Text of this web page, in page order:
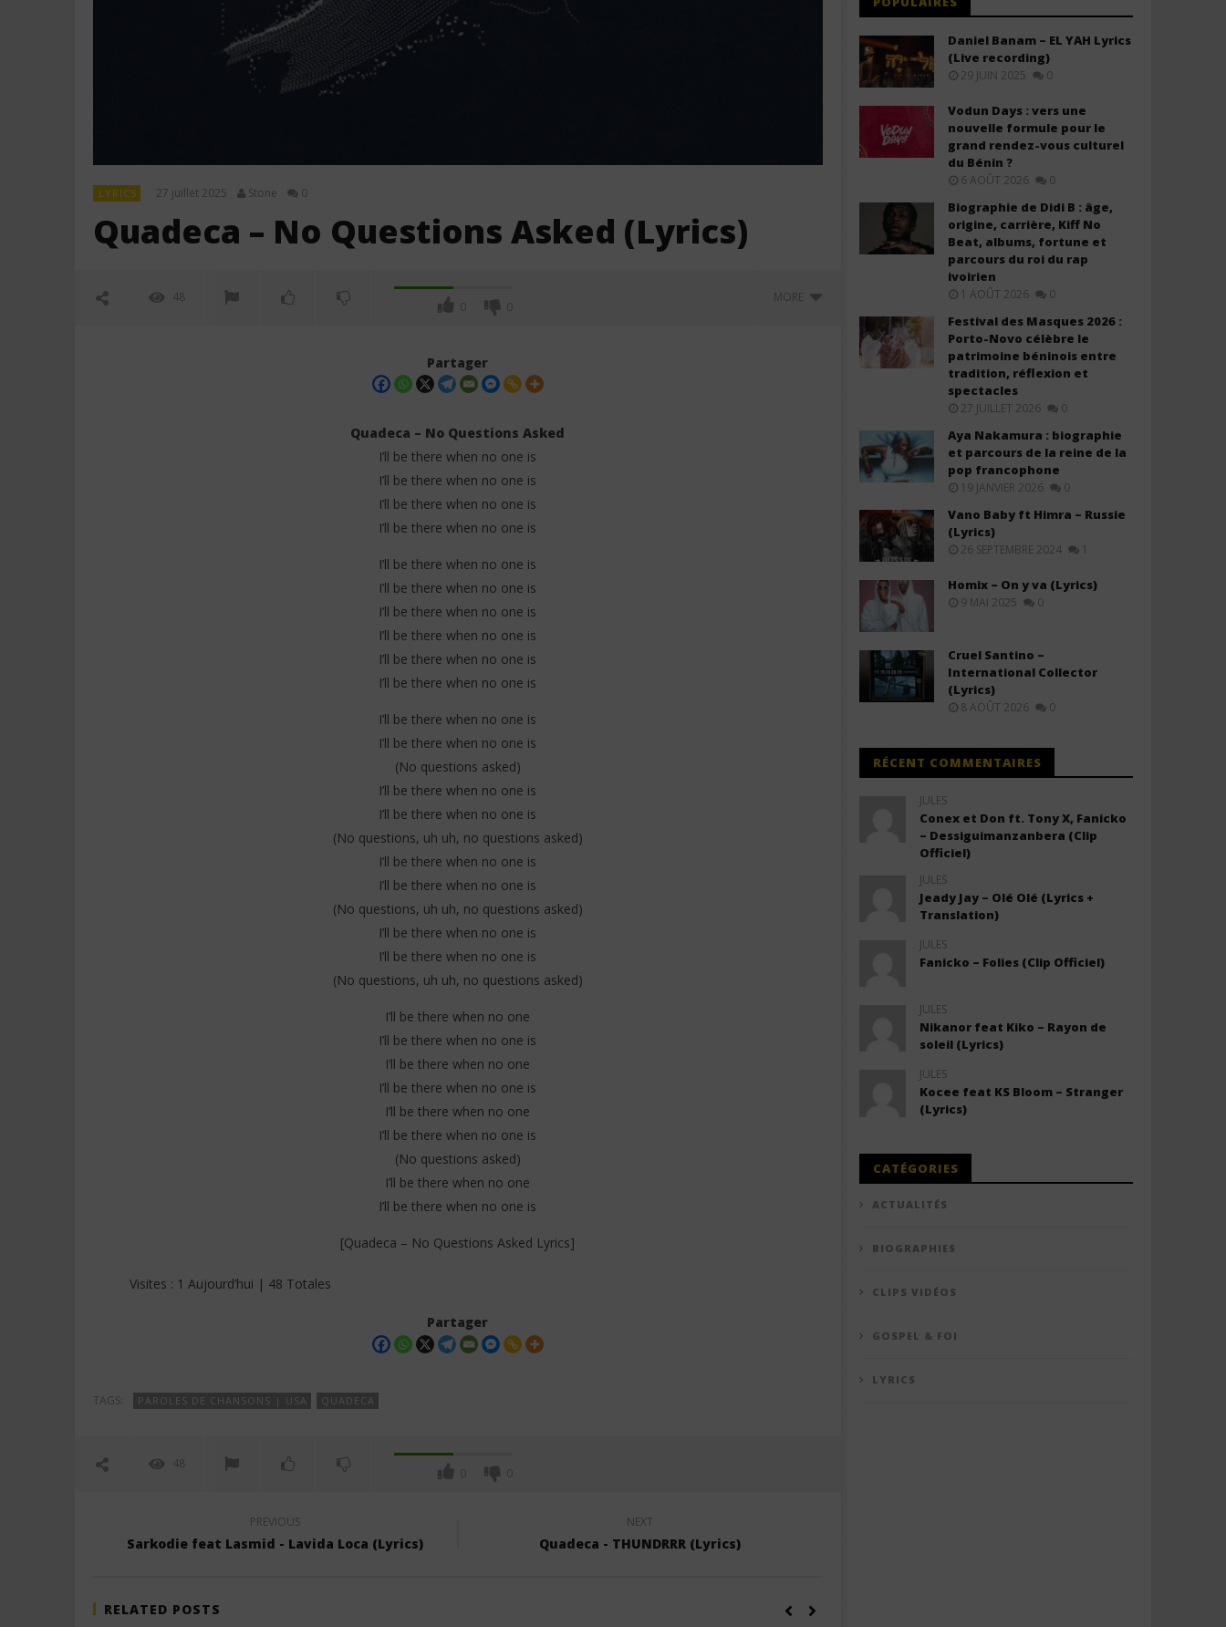
LYRICS 27 juillet 2025 Stone 0
Quadeca – No Questions Asked (Lyrics)
48
0 0
MORE
Davido ft. Leon Thomas - Tell
Stone
Davido ft. Chris Brown – Titanium
(Lyrics & Traduction)
Stone
(Lyrics & Traduction)
juillet
Partager
Quadeca – No Questions Asked
I’ll be there when no one is
I’ll be there when no one is
I’ll be there when no one is
I’ll be there when no one is
I’ll be there when no one is
I’ll be there when no one is
I’ll be there when no one is
I’ll be there when no one is
I’ll be there when no one is
I’ll be there when no one is
I’ll be there when no one is
I’ll be there when no one is
(No questions asked)
I’ll be there when no one is
I’ll be there when no one is
(No questions, uh uh, no questions asked)
I’ll be there when no one is
I’ll be there when no one is
(No questions, uh uh, no questions asked)
I’ll be there when no one is
I’ll be there when no one is
(No questions, uh uh, no questions asked)
I’ll be there when no one
I’ll be there when no one is
I’ll be there when no one
I’ll be there when no one is
I’ll be there when no one
I’ll be there when no one is
(No questions asked)
I’ll be there when no one
I’ll be there when no one is
[Quadeca – No Questions Asked Lyrics]
Visites : 1 Aujourd’hui | 48 Totales
Partager
TAGS: PAROLES DE CHANSONS | USA QUADECA
48
0 0
PREVIOUS
Sarkodie feat Lasmid - Lavida Loca (Lyrics)
NEXT
Quadeca - THUNDRRR (Lyrics)
RELATED POSTS
Daniel Banam – EL YAH Lyrics
(Live recording)
29 JUIN 2025 0
Vodun Days : vers une
nouvelle formule pour le
grand rendez-vous culturel
du Bénin ?
6 AOÛT 2026 0
Biographie de Didi B : âge,
origine, carrière, Kiff No
Beat, albums, fortune et
parcours du roi du rap
ivoirien
1 AOÛT 2026 0
Festival des Masques 2026 :
Porto-Novo célèbre le
patrimoine béninois entre
tradition, réflexion et
spectacles
27 JUILLET 2026 0
Aya Nakamura : biographie
et parcours de la reine de la
pop francophone
19 JANVIER 2026 0
Vano Baby ft Himra – Russie
(Lyrics)
26 SEPTEMBRE 2024 1
Homix – On y va (Lyrics)
9 MAI 2025 0
Cruel Santino –
International Collector
(Lyrics)
8 AOÛT 2026 0
RÉCENT COMMENTAIRES
JULES
Conex et Don ft. Tony X, Fanicko
– Dessiguimanzanbera (Clip
Officiel)
JULES
Jeady Jay – Olé Olé (Lyrics +
Translation)
JULES
Fanicko – Folies (Clip Officiel)
JULES
Nikanor feat Kiko – Rayon de
soleil (Lyrics)
JULES
Kocee feat KS Bloom – Stranger
(Lyrics)
CATÉGORIES
ACTUALITÉS
BIOGRAPHIES
CLIPS VIDÉOS
GOSPEL & FOI
LYRICS